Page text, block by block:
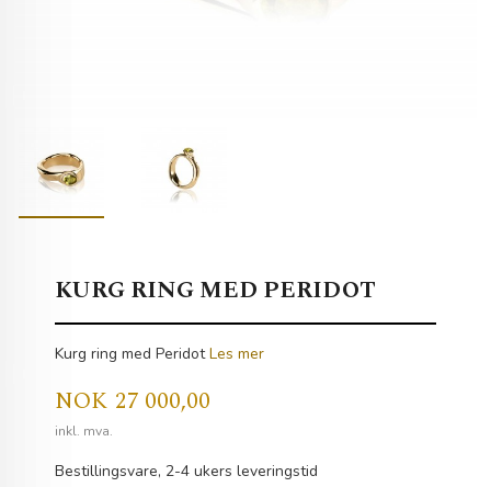
KURG RING MED PERIDOT
Kurg ring med PeridotLes mer
Pris
NOK 27 000,00
inkl. mva.
Bestillingsvare, 2-4 ukers leveringstid